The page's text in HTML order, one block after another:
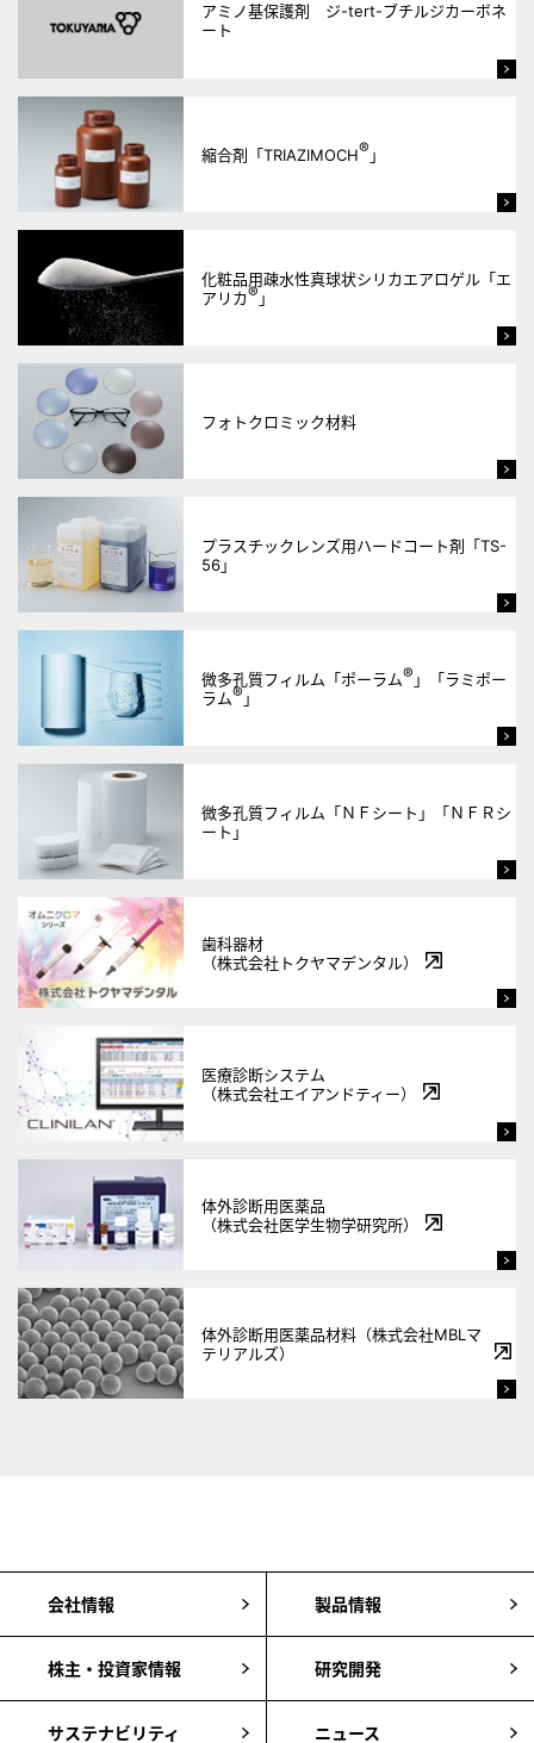
アミノ基保護剤 ジ-tert-ブチルジカーボネ
ート
縮合剤「TRIAZIMOCH® 」
化粧品用疎水性真球状シリカエアロゲル「エ
アリカ®」
フォトクロミック材料
プラスチックレンズ用ハードコート剤「TS-
56」
微多孔質フィルム「ポーラム® 」「ラミポー
ラム®」
微多孔質フィルム「ＮＦシート」「ＮＦＲシ
ート」
歯科器材
（株式会社トクヤマデンタル）
医療診断システム
（株式会社エイアンドティー）
体外診断用医薬品
（株式会社医学生物学研究所）
体外診断用医薬品材料（株式会社MBLマ
テリアルズ）
会社情報 製品情報
株主・投資家情報 研究開発
サステナビリティ ニュース